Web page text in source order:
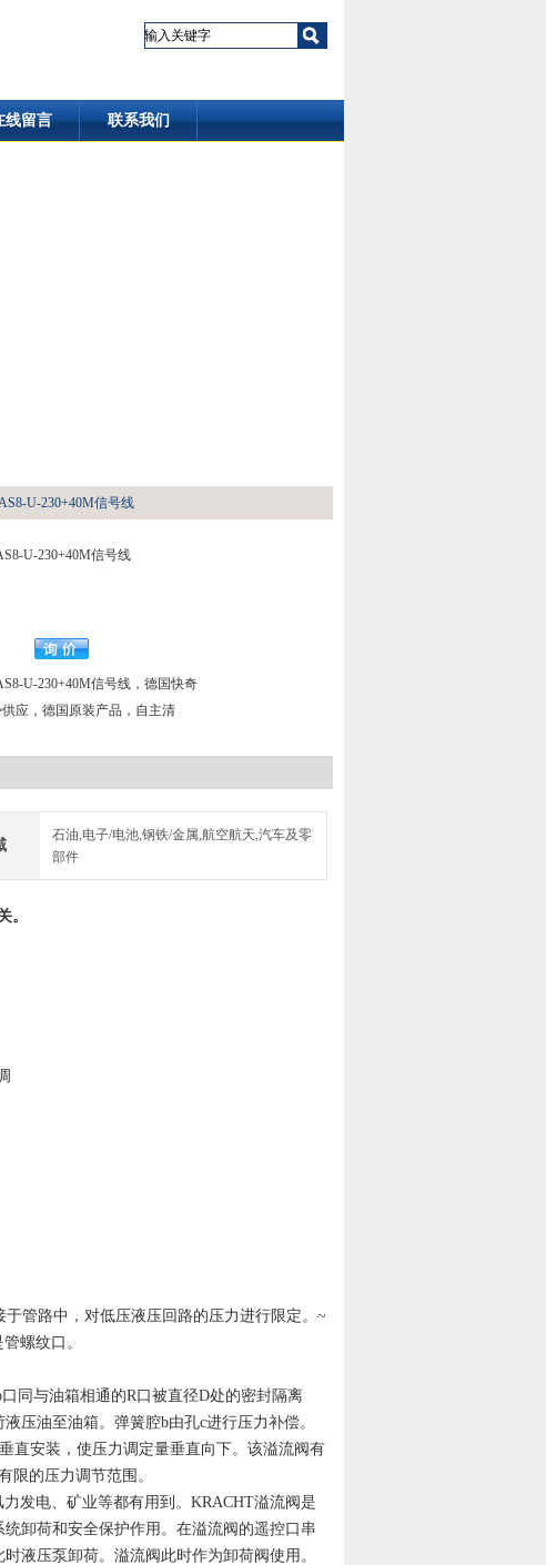
线留言 联系我们
U-230+40M信号线
U-230+40M信号线
U-230+40M信号线，德国快奇
应，德国原装产品，自主清
石油,电子/电池,钢铁/金属,航空航天,汽车及零
部件
。
管路中，对低压液压回路的压力进行限定。~
螺纹口。
同与油箱相通的R口被直径D处的密封隔离
压油至油箱。弹簧腔b由孔c进行压力补偿。
直安装，使压力调定量垂直向下。该溢流阀有
限的压力调节范围。
发电、矿业等都有用到。KRACHT溢流阀是
卸荷和安全保护作用。在溢流阀的遥控口串
液压泵卸荷。溢流阀此时作为卸荷阀使用。